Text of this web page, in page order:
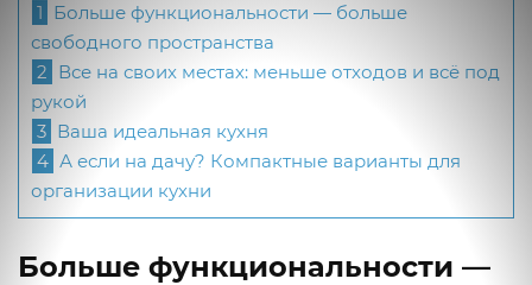
1 Больше функциональности — больше
свободного пространства
2 Все на своих местах: меньше отходов и всё под
рукой
3 Ваша идеальная кухня
4 А если на дачу? Компактные варианты для
организации кухни
Больше функциональности —